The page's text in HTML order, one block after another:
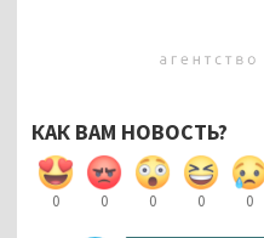
КАК ВАМ НОВОСТЬ?
0 0 0 0 0